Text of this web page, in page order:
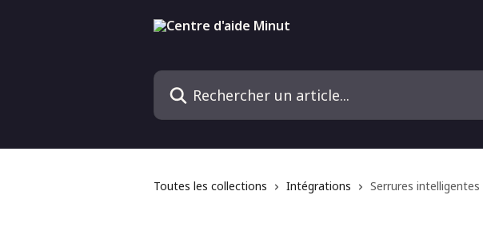
Rechercher un article...
Toutes les collections Intégrations Serrures intelligentes